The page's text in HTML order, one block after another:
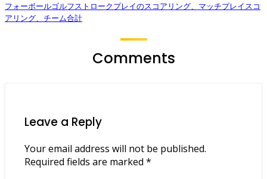
フォーボールゴルフストロークプレイのスコアリング、マッチプレイスコ
アリング、チーム合計
Comments
Leave a Reply
Your email address will not be published.
Required fields are marked *